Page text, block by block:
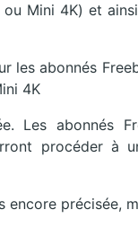
Mini 4K) et
les abonnés
4K
Les abonnés
procéder à
encore précisée,